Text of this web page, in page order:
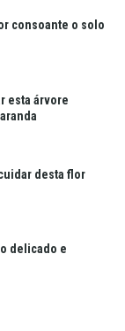
consoante o solo
esta árvore
desta flor
delicado e